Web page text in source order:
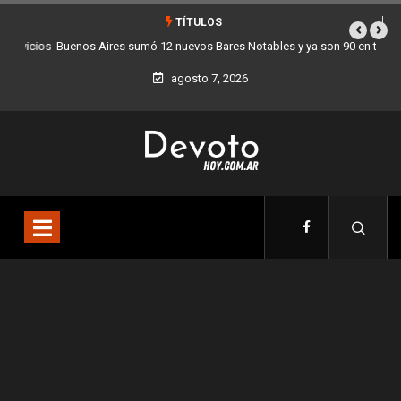
TÍTULOS
Buenos Aires sumó 12 nuevos Bares Notables y ya son 90 en toda la
Ciudad
agosto 7, 2026